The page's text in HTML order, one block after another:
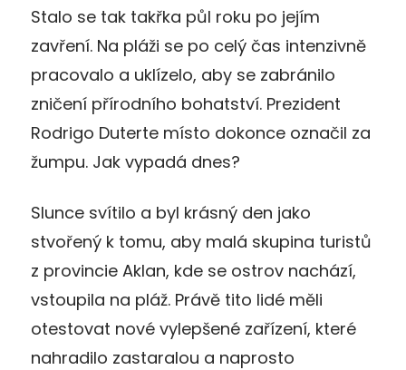
Stalo se tak takřka půl roku po jejím
zavření. Na pláži se po celý čas intenzivně
pracovalo a uklízelo, aby se zabránilo
zničení přírodního bohatství. Prezident
Rodrigo Duterte místo dokonce označil za
žumpu. Jak vypadá dnes?
Slunce svítilo a byl krásný den jako
stvořený k tomu, aby malá skupina turistů
z provincie Aklan, kde se ostrov nachází,
vstoupila na pláž. Právě tito lidé měli
otestovat nové vylepšené zařízení, které
nahradilo zastaralou a naprosto